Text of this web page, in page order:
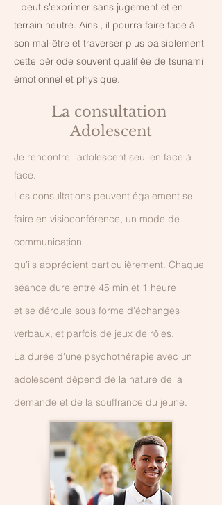
il peut s'exprimer sans jugement et en
terrain neutre. Ainsi, il pourra faire face à
son mal-être et traverser plus paisiblement
cette période souvent qualifiée de tsunami
émotionnel et physique.
La consultation
Adolescent
Je rencontre l'adolescent seul en face à
face.
Les consultations peuvent également se
faire en visioconférence, un mode de
communication
qu'ils apprécient particulièrement. Chaque
séance dure entre 45 min et 1 heure
et se déroule sous forme d'échanges
verbaux, et parfois de jeux de rôles.
La durée d'une psychothérapie avec un
adolescent dépend de la nature de la
demande et de la souffrance du jeune.